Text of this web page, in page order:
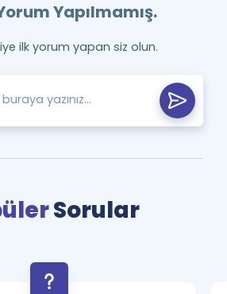
Yapılmamış.
ilk yorum yapan siz olun.
Sorular